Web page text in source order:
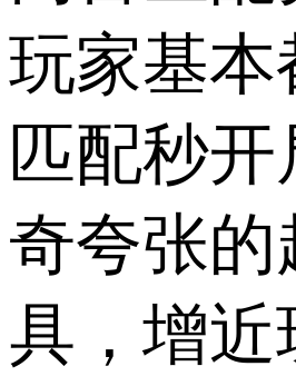
玩家基本
匹配秒
奇夸张的
具，增近